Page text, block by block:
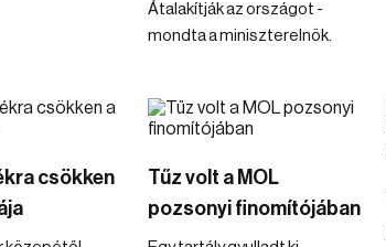
Átalakítják az országot -
mondta a miniszterelnök.
csökken
Tűz volt a MOL
pozsonyi finomítójában